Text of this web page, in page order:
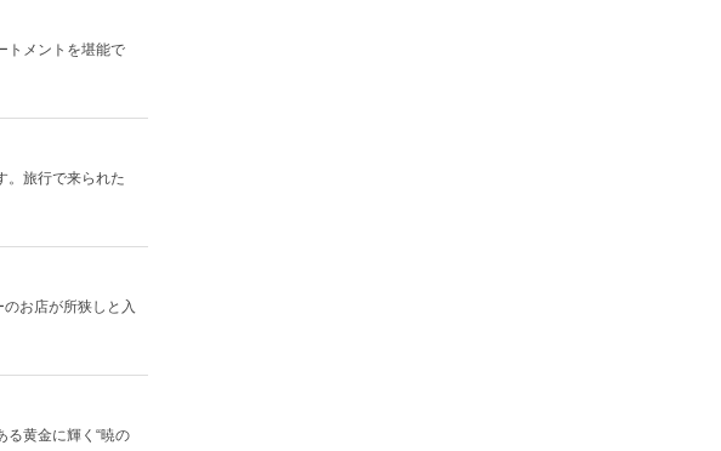
トメントを堪能で
。旅行で来られた
お店が所狭しと入
黄金に輝く“暁の